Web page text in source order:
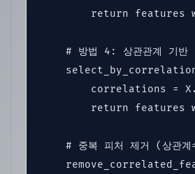
return features
    # 방법 4: 상관관계 기반
correlations =
return features
# 중복 피처 제거 (상관